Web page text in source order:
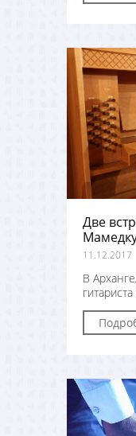
Две
11.12.2017
В